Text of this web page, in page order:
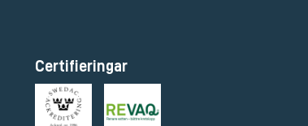
Certifieringar